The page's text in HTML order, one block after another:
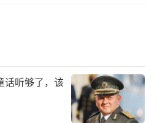
话听够了，该